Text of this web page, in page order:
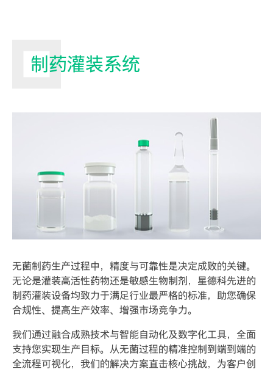
制药灌装系统
无菌制药生产过程中，精度与可靠性是决定成败的关键。
无论是灌装高活性药物还是敏感生物制剂，星德科先进的
制药灌装设备均致力于满足行业最严格的标准，助您确保
合规性、提高生产效率、增强市场竞争力。
我们通过融合成熟技术与智能自动化及数字化工具，全面
支持您实现生产目标。从无菌过程的精准控制到端到端的
全流程可视化，我们的解决方案直击核心挑战，为客户创